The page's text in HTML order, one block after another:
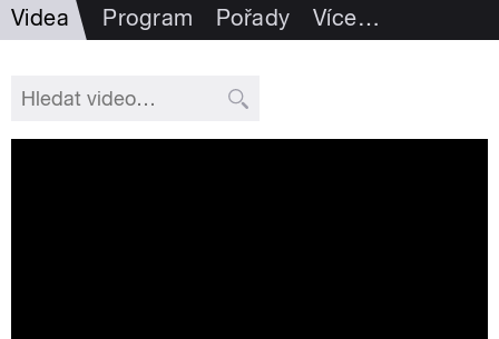
Videa Program Pořady Více…